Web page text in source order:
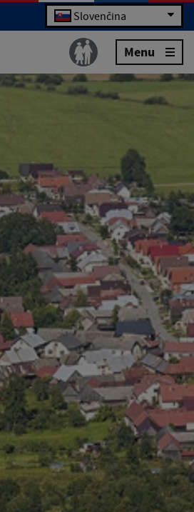
Slovenčina
Menu